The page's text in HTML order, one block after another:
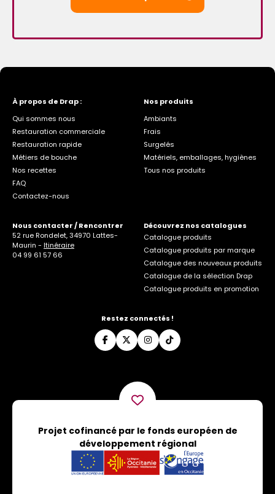
À propos de Drap :
Qui sommes nous
Restauration commerciale
Restauration rapide
Métiers de bouche
Nos recettes
FAQ
Contactez-nous
Nos produits
Ambiants
Frais
Surgelés
Matériels, emballages, hygiènes
Tous nos produits
Nous contacter / Rencontrer
52 rue Rondelet, 34970 Lattes-
Maurin - Itinéraire
04 99 61 57 66
Découvrez nos catalogues
Catalogue produits
Catalogue produits par marque
Catalogue des nouveaux produits
Catalogue de la sélection Drap
Catalogue produits en promotion
Restez connectés !
Projet cofinancé par le fonds européen de
développement régional